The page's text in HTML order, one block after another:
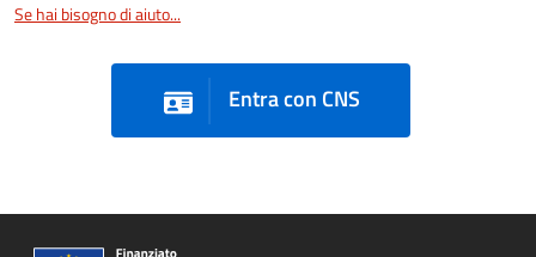
Se hai bisogno di aiuto...
Entra con CNS